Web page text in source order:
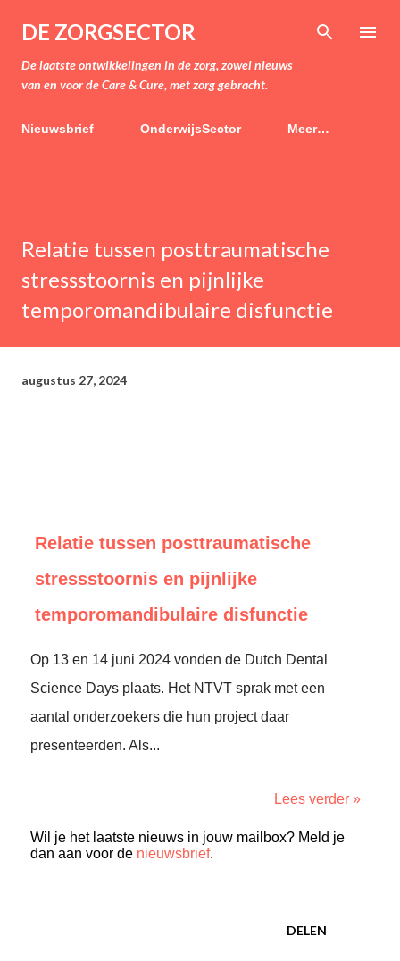
Doorgaan naar hoofdcontent
DE ZORGSECTOR
De laatste ontwikkelingen in de zorg, zowel nieuws
van en voor de Care & Cure, met zorg gebracht.
Nieuwsbrief OnderwijsSector Meer…
Relatie tussen posttraumatische
stressstoornis en pijnlijke
temporomandibulaire disfunctie
augustus 27, 2024
Relatie tussen posttraumatische
stressstoornis en pijnlijke
temporomandibulaire disfunctie
Op 13 en 14 juni 2024 vonden de Dutch Dental
Science Days plaats. Het NTVT sprak met een
aantal onderzoekers die hun project daar
presenteerden. Als...
Lees verder »
Wil je het laatste nieuws in jouw mailbox? Meld je
dan aan voor de nieuwsbrief.
DELEN